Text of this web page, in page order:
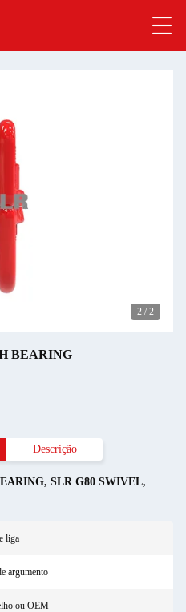
2 / 2
BEARING
Descrição
, SLR G80 SWIVEL,
liga
argumento
ou OEM